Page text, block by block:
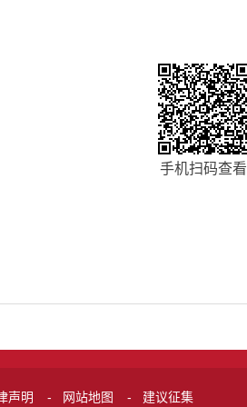
手机扫码查看
声明 - 网站地图 - 建议征集